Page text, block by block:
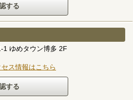
1 ゆめタウン博多 2F
ス情報はこちら